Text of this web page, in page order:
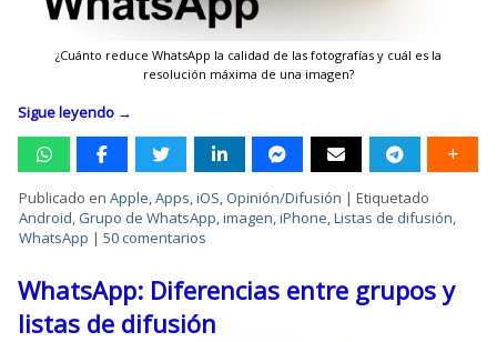
¿Cuánto reduce WhatsApp la calidad de las fotografías y cuál es la
resolución máxima de una imagen?
Sigue leyendo →
Publicado en Apple,Apps,iOS, Opinión/Difusión |Etiquetado
Android, Grupo de WhatsApp,imagen,iPhone,Listas de difusión,
WhatsApp |50 comentarios
WhatsApp: Diferencias entre grupos y
listas de difusión